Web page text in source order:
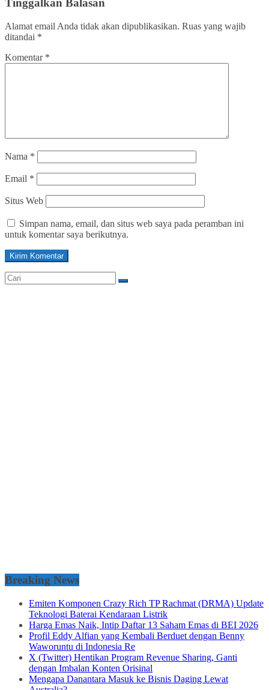
Tinggalkan Balasan
Alamat email Anda tidak akan dipublikasikan. Ruas yang wajib
ditandai *
Komentar *
Nama *
Email *
Situs Web
Simpan nama, email, dan situs web saya pada peramban ini
untuk komentar saya berikutnya.
Breaking News
Emiten Komponen Crazy Rich TP Rachmat (DRMA) Update
Teknologi Baterai Kendaraan Listrik
Harga Emas Naik, Intip Daftar 13 Saham Emas di BEI 2026
Profil Eddy Alfian yang Kembali Berduet dengan Benny
Waworuntu di Indonesia Re
X (Twitter) Hentikan Program Revenue Sharing, Ganti
dengan Imbalan Konten Orisinal
Mengapa Danantara Masuk ke Bisnis Daging Lewat